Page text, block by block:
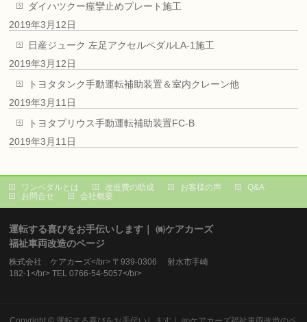
ダイハツクー痙攣止めプレート施工
2019年3月12日
日産ジューク 左足アクセルペダルLA-1施工
2019年3月12日
トヨタタンク手動運転補助装置＆室内クレーン他
2019年3月11日
トヨタプリウス手動運転補助装置FC-B
2019年3月11日
ワンペダルとは 改造費の助成 お客様の声
Q&A
お問合せ
会社概要
運転する喜びをお手伝いします｜ ㈱ケアカーズ
福祉車両改造のページ
株式会社 ケアカーズ</br> 〒939-0306 射水市手崎
182-1</br> TEL 0766-54-5057</br>